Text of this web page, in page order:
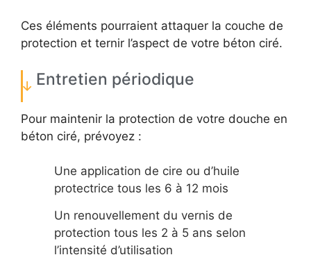
Ces éléments pourraient attaquer la couche de
protection et ternir l’aspect de votre béton ciré.
Entretien périodique
Pour maintenir la protection de votre douche en
béton ciré, prévoyez :
Une application de cire ou d’huile
protectrice tous les 6 à 12 mois
Un renouvellement du vernis de
protection tous les 2 à 5 ans selon
l’intensité d’utilisation